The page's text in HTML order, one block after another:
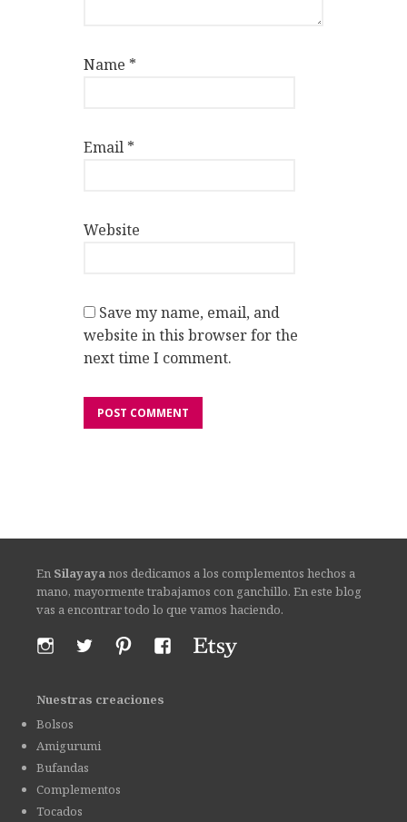
Name *
Email *
Website
Save my name, email, and
website in this browser for the
next time I comment.
En Silayayanos dedicamos a los complementos hechos a
mano, mayormente trabajamos con ganchillo. En este blog
vas a encontrar todo lo que vamos haciendo.
Nuestras creaciones
Bolsos
Amigurumi
Bufandas
Complementos
Tocados